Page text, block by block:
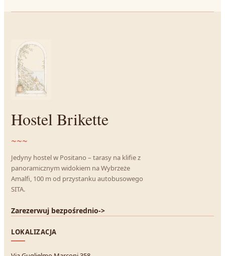
Hostel Brikette
~~~
Jedyny hostel w Positano – tarasy na klifie z
panoramicznym widokiem na Wybrzeże
Amalfi, 100 m od przystanku autobusowego
SITA.
Zarezerwuj bezpośrednio->
LOKALIZACJA